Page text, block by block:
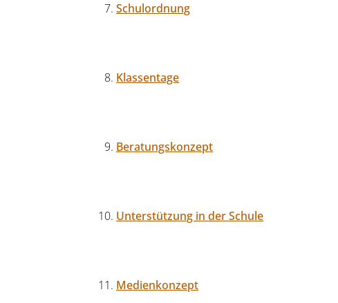
Schulordnung
Klassentage
Beratungskonzept
Unterstützung in der Schule
Medienkonzept